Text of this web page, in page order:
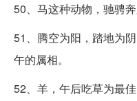
50、马这种动物，驰骋
51、腾空为阳，踏地为
午的属相。
52、羊，午后吃草为最